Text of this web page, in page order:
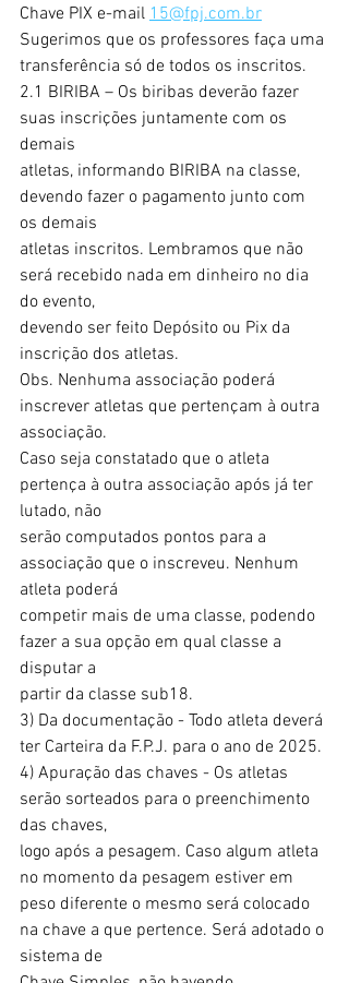
Chave PIX e-mail 15@fpj.com.br
Sugerimos que os professores faça uma
transferência só de todos os inscritos.
2.1 BIRIBA – Os biribas deverão fazer
suas inscrições juntamente com os
demais
atletas, informando BIRIBA na classe,
devendo fazer o pagamento junto com
os demais
atletas inscritos. Lembramos que não
será recebido nada em dinheiro no dia
do evento,
devendo ser feito Depósito ou Pix da
inscrição dos atletas.
Obs. Nenhuma associação poderá
inscrever atletas que pertençam à outra
associação.
Caso seja constatado que o atleta
pertença à outra associação após já ter
lutado, não
serão computados pontos para a
associação que o inscreveu. Nenhum
atleta poderá
competir mais de uma classe, podendo
fazer a sua opção em qual classe a
disputar a
partir da classe sub18.
3) Da documentação - Todo atleta deverá
ter Carteira da F.P.J. para o ano de 2025.
4) Apuração das chaves - Os atletas
serão sorteados para o preenchimento
das chaves,
logo após a pesagem. Caso algum atleta
no momento da pesagem estiver em
peso diferente o mesmo será colocado
na chave a que pertence. Será adotado o
sistema de